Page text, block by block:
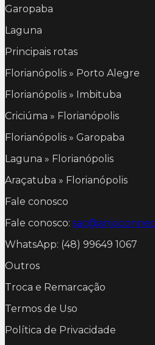
Garopaba
Laguna
Principais rotas
Florianópolis » Porto Alegre
Florianópolis » Imbituba
Criciúma » Florianópolis
Florianópolis » Garopaba
Laguna » Florianópolis
Araçatuba » Florianópolis
Fale conosco
Fale conosco:
WhatsApp: (48) 99649 1067
Outros
Troca e Remarcação
Termos de Uso
Política de Privacidade